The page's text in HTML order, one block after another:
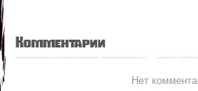
Комментарии
Нет